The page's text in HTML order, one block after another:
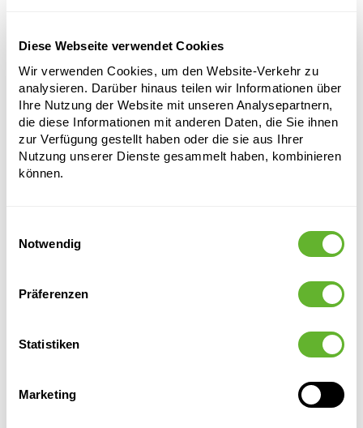
Diese Webseite verwendet Cookies
Wir verwenden Cookies, um den Website-Verkehr zu
analysieren. Darüber hinaus teilen wir Informationen über
Ihre Nutzung der Website mit unseren Analysepartnern,
die diese Informationen mit anderen Daten, die Sie ihnen
zur Verfügung gestellt haben oder die sie aus Ihrer
Nutzung unserer Dienste gesammelt haben, kombinieren
können.
Notwendig
Präferenzen
Statistiken
Marketing
regelmäßig bewässert werden, jedoch ohne dass die
Allgemeinen ist der Rhapis excelsa eine pflegeleichte
Pflanze, die gut an das Leben im Haus angepasst ist.
Rhapis excelsa
Tuff
Topfgröße:
Alternative Produkte